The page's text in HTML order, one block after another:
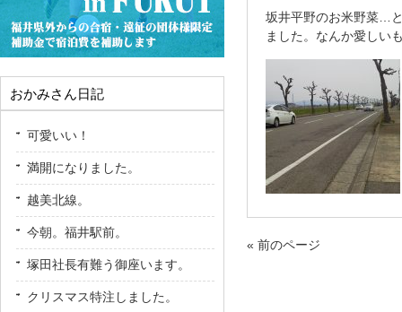
坂井平野のお米野菜…
ました。なんか愛しい
« 前のページ
おかみさん日記
可愛いい！
満開になりました。
越美北線。
今朝。福井駅前。
塚田社長有難う御座います。
クリスマス特注しました。